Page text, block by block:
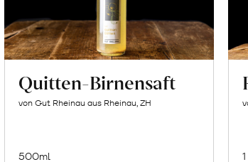
Quitten-Birnensaft
von Gut Rheinau aus Rheinau, ZH
500ml